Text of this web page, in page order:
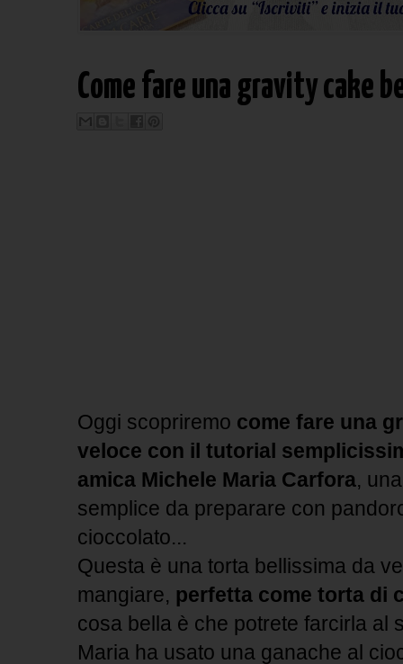
Come fare una gravity cake
Oggi scopriremo come fare una
veloce con il tutorial
amica Michele Maria Carfora,
semplice da preparare con
cioccolato...
Questa è una torta bellissima da
mangiare, perfetta come torta di
cosa bella è che potrete farcirla al
Maria ha usato una ganache al